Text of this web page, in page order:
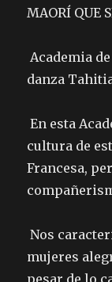
MAORÍ QUE
Academia
danza
En esta
cultura de
Francesa,
Nos
mujeres